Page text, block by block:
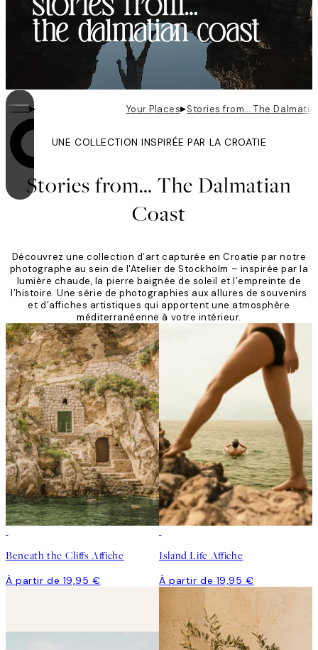
La boucle est activée
▸ Your Places▸Stories from… The
UNE COLLECTION INSPIRÉE PAR LA CROATIE
Stories from… The Dalmatian
Coast
Découvrez une collection d’art capturée en Croatie par notre
photographe au sein de l'Atelier de Stockholm – inspirée par la
lumière chaude, la pierre baignée de soleil et l’empreinte de
l’histoire. Une série de photographies aux allures de souvenirs
et d’affiches artistiques qui apportent une atmosphère
méditerranéenne à votre intérieur.
Beneath the Cliffs Affiche
À partir de 19,95 €
Island Life Affiche
À partir de 19,95 €